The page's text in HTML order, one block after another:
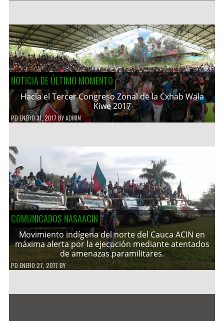
NOTICIA DE ÚLTIMO MOMENTO
Hacía el Tercer Congreso Zonal de la Cxhab Wala
Kiwe 2017
PDENERO 31, 2017 BYADMIN
COMUNICADOS NASAACIN
Movimiento indígena del norte del Cauca ACIN en
máxima alerta por la ejecución mediante atentados
de amenazas paramilitares.
PDENERO 27, 2017 BY